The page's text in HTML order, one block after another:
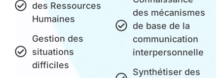
des Ressources
Humaines
Gestion des
situations
difficiles
des mécanismes
de base de la
communication
interpersonnelle
Synthétiser des